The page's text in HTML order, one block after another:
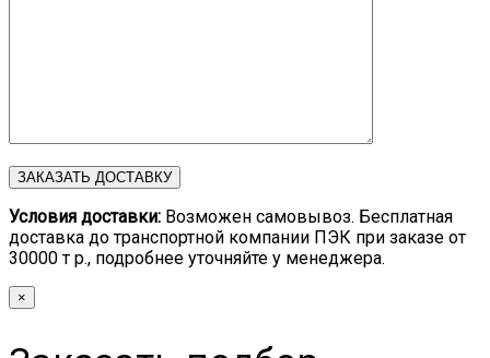
Условия доставки: Возможен самовывоз. Бесплатная
доставка до транспортной компании ПЭК при заказе от
30000 т р., подробнее уточняйте у менеджера.
×